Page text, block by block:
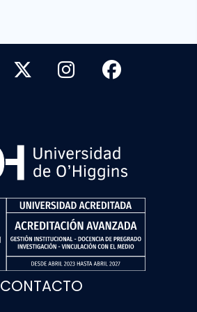
CONTACTO